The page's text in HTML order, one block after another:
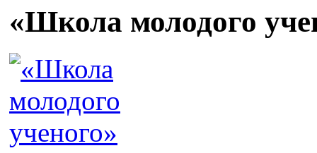
«Школа молодого